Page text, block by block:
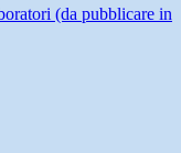
(da pubblicare in